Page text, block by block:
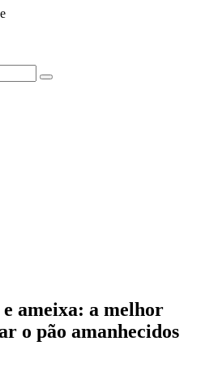
ameixa: a melhor
o pão amanhecidos